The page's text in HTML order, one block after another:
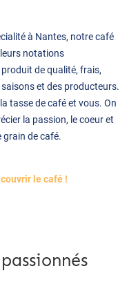
à Nantes, notre café
notations
de qualité, frais,
et des producteurs.
tasse de café et vous. On
la passion, le coeur et
grain de café.
le café !